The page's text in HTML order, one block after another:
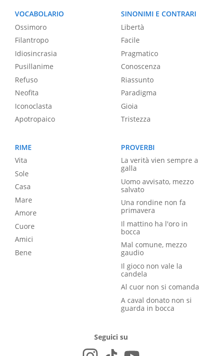
VOCABOLARIO
Ossimoro
Filantropo
Idiosincrasia
Pusillanime
Refuso
Neofita
Iconoclasta
Apotropaico
SINONIMI E CONTRARI
Libertà
Facile
Pragmatico
Conoscenza
Riassunto
Paradigma
Gioia
Tristezza
RIME
Vita
Sole
Casa
Mare
Amore
Cuore
Amici
Bene
PROVERBI
La verità vien sempre a
galla
Uomo avvisato, mezzo
salvato
Una rondine non fa
primavera
Il mattino ha l'oro in
bocca
Mal comune, mezzo
gaudio
Il gioco non vale la
candela
Al cuor non si comanda
A caval donato non si
guarda in bocca
Seguici su